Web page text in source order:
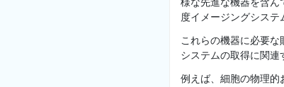
様な先進な機器を含ん
度イメージングシステ
これらの機器に必要
システムの取得に関連
例えば、細胞の物理的